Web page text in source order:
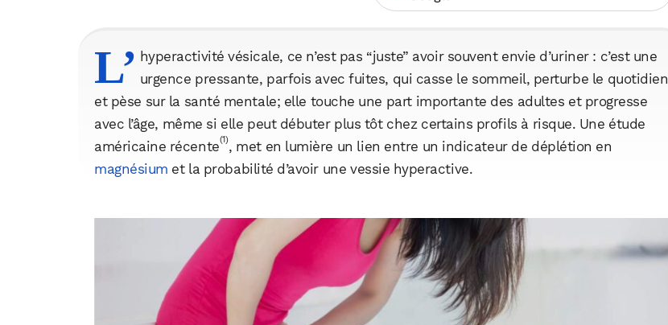
L’ hyperactivité vésicale, ce n’est pas “juste” avoir souvent envie d’uriner : c’est une
urgence pressante, parfois avec fuites, qui casse le sommeil, perturbe le quotidien
et pèse sur la santé mentale; elle touche une part importante des adultes et progresse
avec l’âge, même si elle peut débuter plus tôt chez certains profils à risque. Une étude
américaine récente(1), met en lumière un lien entre un indicateur de déplétion en
magnésium et la probabilité d’avoir une vessie hyperactive.